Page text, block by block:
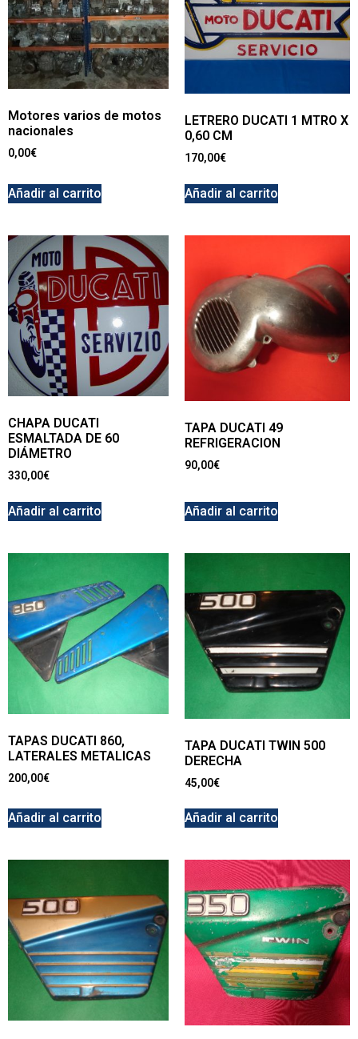
Motores varios de motos
nacionales
0,00€
Añadir al carrito
LETRERO DUCATI 1 MTRO X
0,60 CM
170,00€
Añadir al carrito
CHAPA DUCATI
ESMALTADA DE 60
DIÁMETRO
330,00€
Añadir al carrito
TAPA DUCATI 49
REFRIGERACION
90,00€
Añadir al carrito
TAPAS DUCATI 860,
LATERALES METALICAS
200,00€
Añadir al carrito
TAPA DUCATI TWIN 500
DERECHA
45,00€
Añadir al carrito